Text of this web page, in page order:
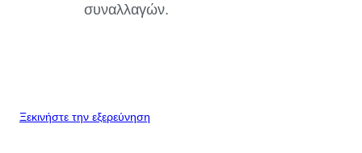
συναλλαγών.
Ξεκινήστε την εξερεύνηση